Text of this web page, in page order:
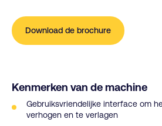
Download de brochure
Kenmerken van de machine
Gebruiksvriendelijke interface om
verhogen en te verlagen